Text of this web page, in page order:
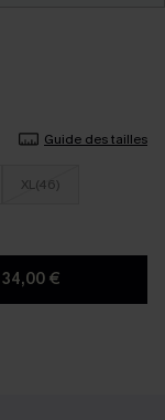
Guide des tailles
XL(46)
34,00 €